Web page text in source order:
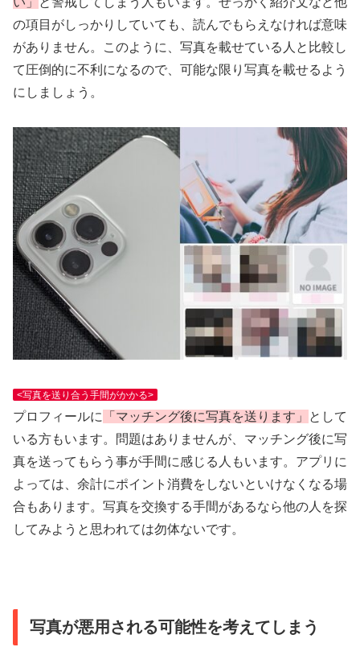
の項目がしっかりしていても、読んでもらえなければ意味
がありません。このように、写真を載せている人と比較し
て圧倒的に不利になるので、可能な限り写真を載せるよう
にしましょう。
<写真を送り合う手間がかかる>
プロフィールに 「マッチング後に写真を送ります」
として
いる方もいます。問題はありませんが、マッチング後に写
真を送ってもらう事が手間に感じる人もいます。アプリに
よっては、余計にポイント消費をしないといけなくなる場
合もあります。写真を交換する手間があるなら他の人を探
してみようと思われては勿体ないです。
写真が悪用される可能性を考えてしまう